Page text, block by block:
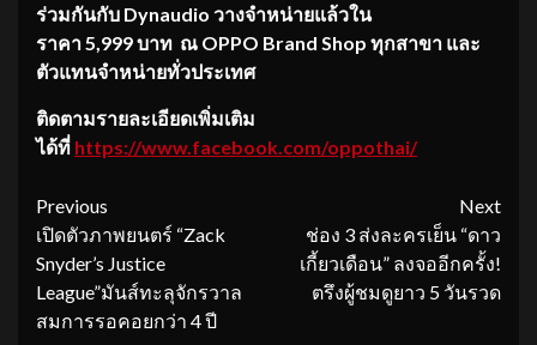
ร่วมกันกับ Dynaudio วางจำหน่ายแล้วใน
ราคา 5,999 บาท ณ OPPO Brand Shop ทุกสาขา และ
ตัวแทนจำหน่ายทั่วประเทศ
ติดตามรายละเอียดเพิ่มเติม
ได้ที่ https://www.facebook.com/oppothai/
Continue
Reading
Previous
เปิดตัวภาพยนตร์ “Zack
Snyder’s Justice
League”มันส์ทะลุจักรวาล
สมการรอคอยกว่า 4 ปี
Next
ช่อง 3 ส่งละครเย็น “ดาว
เกี้ยวเดือน” ลงจออีกครั้ง!
ตรึงผู้ชมดูยาว 5 วันรวด